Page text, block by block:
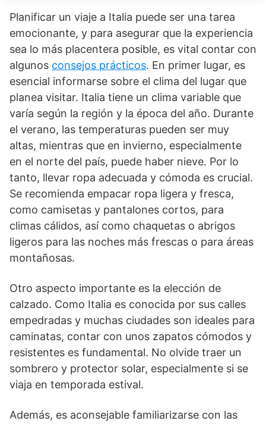
Planificar un viaje a Italia puede ser una tarea
emocionante, y para asegurar que la experiencia
sea lo más placentera posible, es vital contar con
algunos consejos prácticos. En primer lugar, es
esencial informarse sobre el clima del lugar que
planea visitar. Italia tiene un clima variable que
varía según la región y la época del año. Durante
el verano, las temperaturas pueden ser muy
altas, mientras que en invierno, especialmente
en el norte del país, puede haber nieve. Por lo
tanto, llevar ropa adecuada y cómoda es crucial.
Se recomienda empacar ropa ligera y fresca,
como camisetas y pantalones cortos, para
climas cálidos, así como chaquetas o abrigos
ligeros para las noches más frescas o para áreas
montañosas.
Otro aspecto importante es la elección de
calzado. Como Italia es conocida por sus calles
empedradas y muchas ciudades son ideales para
caminatas, contar con unos zapatos cómodos y
resistentes es fundamental. No olvide traer un
sombrero y protector solar, especialmente si se
viaja en temporada estival.
Además, es aconsejable familiarizarse con las